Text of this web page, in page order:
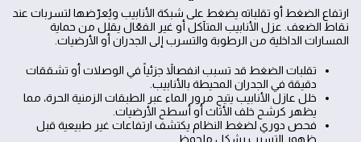
ارتفاع الضغط أو تقلباته يضغط على شبكة الأنابيب ويُعرّضها لتسربات عند
نقاط الضعف. عزل الأنابيب المتآكل أو غير الفعّال يقلل من حماية
المسارات الداخلية من الرطوبة والتسرب إلى الجدران أو الأرضيات.
تقلبات الضغط قد تسبب انفصالاً جزئياً في الوصلات أو تشققات
دقيقة في الجدران المحيطة بالأنابيب.
خلل عازل الأنابيب يتيح مرور الماء عبر الطبقات الزمنية الحرة، مما
يظهر كرشح خلف الأثاث أو أسطح الأرضيات.
فحص دوري لضغط النظام يكتشف ارتفاعات غير طبيعية قبل
ظهور التسرب بشكل ملحوظ.